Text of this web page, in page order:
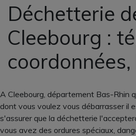
Déchetterie
Cleebourg :
A Cleebourg, département Bas-Rhin
dont vous voulez vous débarrasser il
s'assurer que la déchetterie
vous avez des ordures spéciaux,